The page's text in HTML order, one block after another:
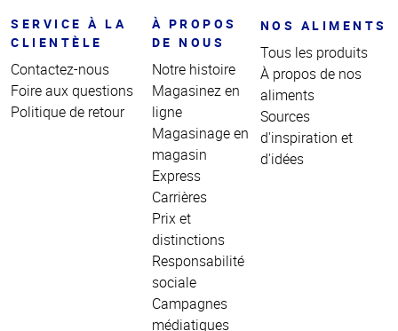
SERVICE À LA
CLIENTÈLE
Contactez-nous
Foire aux questions
Politique de retour
À PROPOS
DE NOUS
Notre histoire
Magasinez en
ligne
Magasinage en
magasin
Express
Carrières
Prix et
distinctions
Responsabilité
sociale
Campagnes
médiatiques
NOS ALIMENTS
Tous les produits
À propos de nos
aliments
Sources
d'inspiration et
d'idées